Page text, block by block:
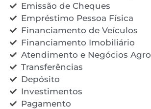
Emissão de Cheques
Empréstimo Pessoa Física
Financiamento de Veículos
Financiamento Imobiliário
Atendimento e Negócios Agro
Transferências
Depósito
Investimentos
Pagamento